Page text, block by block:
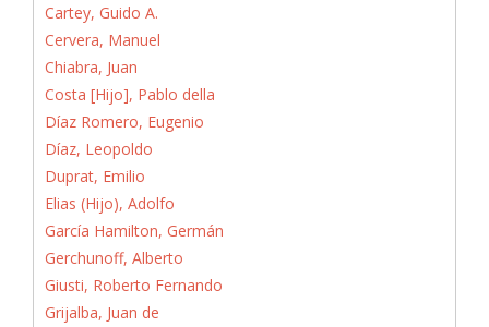
Cartey, Guido A.
Cervera, Manuel
Chiabra, Juan
Costa [Hijo], Pablo della
Díaz Romero, Eugenio
Díaz, Leopoldo
Duprat, Emilio
Elias (Hijo), Adolfo
García Hamilton, Germán
Gerchunoff, Alberto
Giusti, Roberto Fernando
Grijalba, Juan de